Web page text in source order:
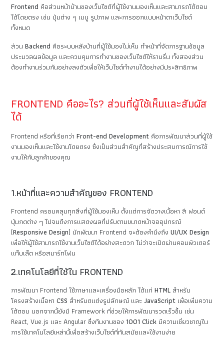
Frontend คือส่วนหน้าบ้านของเว็บไซต์ที่ผู้ใช้งานมองเห็นและสามารถโต้ตอบ
ได้โดยตรง เช่น ปุ่มต่าง ๆ เมนู รูปภาพ และการออกแบบหน้าตาเว็บไซต์
ทั้งหมด
ส่วนBackend คือระบบหลังบ้านที่ผู้ใช้มองไม่เห็น ทำหน้าที่จัดการฐานข้อมูล
ประมวลผลข้อมูล และควบคุมการทำงานของเว็บไซต์ให้ราบรื่น ทั้งสองส่วน
ต้องทำงานร่วมกันอย่างลงตัวเพื่อให้เว็บไซต์ทำงานได้อย่างมีประสิทธิภาพ
FRONTEND คืออะไร? ส่วนที่ผู้ใช้เห็นและสัมผัส
ได้
Frontend หรือที่เรียกว่าFront-end Development คือการพัฒนาส่วนที่ผู้ใช้
งานมองเห็นและใช้งานโดยตรง ซึ่งเป็นส่วนสำคัญที่สร้างประสบการณ์การใช้
งานให้กับลูกค้าของคุณ
1.หน้าที่และความสำคัญของ FRONTEND
Frontend ครอบคลุมทุกสิ่งที่ผู้ใช้มองเห็น ตั้งแต่การจัดวางเนื้อหา สี ฟอนต์
ปุ่มกดต่าง ๆ ไปจนถึงการแสดงผลที่ปรับตามขนาดหน้าจออุปกรณ์
(Responsive Design) นักพัฒนา Frontend จะต้องคำนึงถึงUI/UX Design
เพื่อให้ผู้ใช้สามารถใช้งานเว็บไซต์ได้อย่างสะดวก ไม่ว่าจะเปิดผ่านคอมพิวเตอร์
แท็บเล็ต หรือสมาร์ทโฟน
2.เทคโนโลยีที่ใช้ใน FRONTEND
การพัฒนา Frontend ใช้ภาษาและเครื่องมือหลัก ได้แก่HTML สำหรับ
โครงสร้างเนื้อหาCSS สำหรับตแต่งรูปลักษณ์ และJavaScript เพื่อเพิ่มความ
โต้ตอบ นอกจากนี้ยังมี Framework ที่ช่วยให้การพัฒนารวดเร็วขึ้น เช่น
React, Vue.js และ Angular ซึ่งทีมงานของ 1001 Click มีความเชี่ยวชาญใน
การใช้เทคโนโลยีเหล่านี้เพื่อสร้างเว็บไซต์ที่ทันสมัยและใช้งานง่าย